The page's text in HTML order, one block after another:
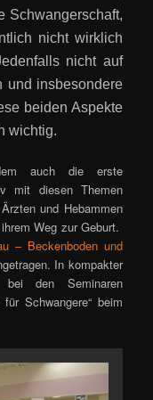
Schwangerschaft,
nicht wirklich
nicht auf
und insbesondere
beiden Aspekte
wichtig.
auch die erste
mit diesen Themen
und Hebammen
Weg zur Geburt.
– Beckenboden und
In kompakter
den Seminaren
für Schwangere“ beim